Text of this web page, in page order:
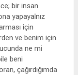
bir insan
yapayalnız
için
ve benim için
ne mi
beni
çağırdığımda